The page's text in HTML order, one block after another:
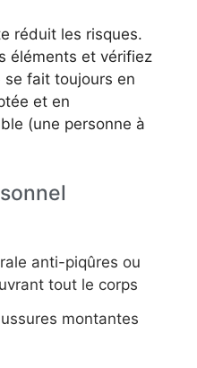
réduit les risques.
éléments et vérifiez
se fait toujours en
et en
(une personne à
anti-piqûres ou
tout le corps
montantes